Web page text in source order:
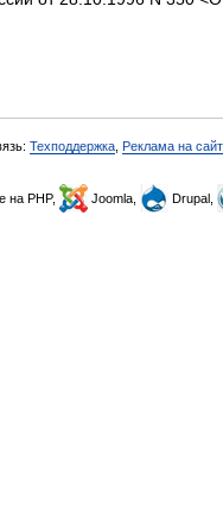
Техподдержка Реклама на
на PHP, Joomla, Drupal,